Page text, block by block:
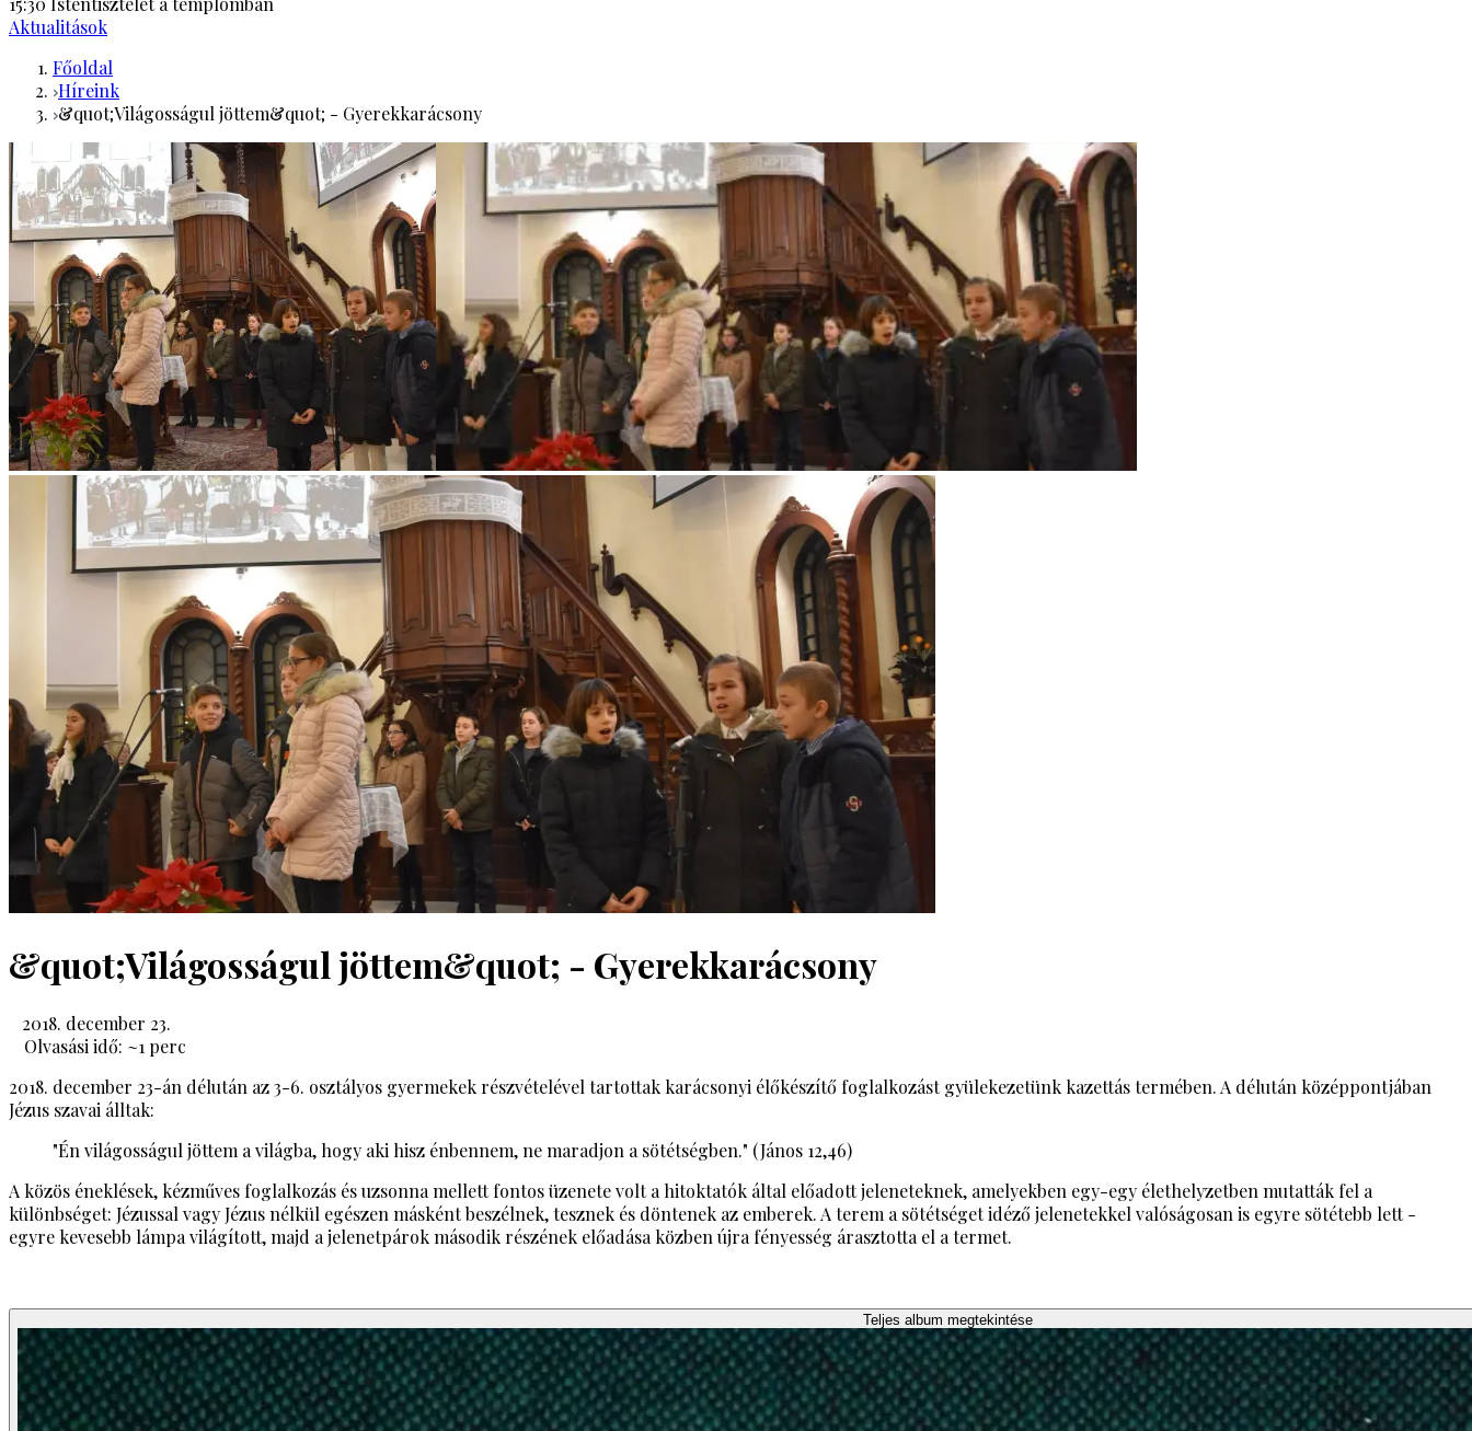
Aktualitások
Főoldal
Híreink
&quot;Világosságul jöttem&quot; - Gyerekkarácsony
&quot;Világosságul jöttem&quot; - Gyerekkarácsony
2018. december 23.
Olvasási idő: ~1 perc
2018. december 23-án délután az 3-6. osztályos gyermekek részvételével tartottak karácsonyi élőkészítő foglalkozást gyülekezetünk kazettás termében. A délután középpontjában
Jézus szavai álltak:
"Én világosságul jöttem a világba, hogy aki hisz énbennem, ne maradjon a sötétségben." (János 12,46)
A közös éneklések, kézműves foglalkozás és uzsonna mellett fontos üzenete volt a hitoktatók által előadott jeleneteknek, amelyekben egy-egy élethelyzetben mutatták fel a
különbséget: Jézussal vagy Jézus nélkül egészen másként beszélnek, tesznek és döntenek az emberek. A terem a sötétséget idéző jelenetekkel valóságosan is egyre sötétebb lett -
egyre kevesebb lámpa világított, majd a jelenetpárok második részének előadása közben újra fényesség árasztotta el a termet.
Teljes album megtekintése